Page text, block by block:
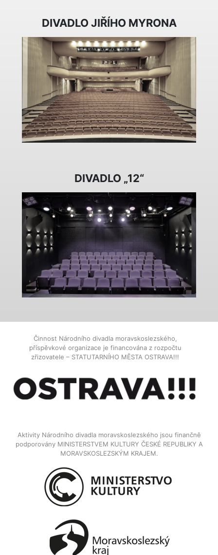
DIVADLO JIŘÍHO MYRONA
DIVADLO „12“
Činnost Národního divadla moravskoslezského,
příspěvkové organizace je financována z rozpočtu
zřizovatele – STATUTARNÍHO MĚSTA OSTRAVA!!!
Aktivity Národního divadla moravskoslezského jsou finančně
podporovány MINISTERSTVEM KULTURY ČESKÉ REPUBLIKY A
MORAVSKOSLEZSKÝM KRAJEM.